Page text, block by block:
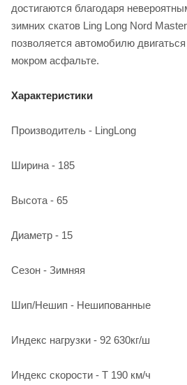
достигаются благодаря
зимних скатов Ling Long Nord
позволяется автомобилю
мокром асфальте.
Характеристики
Производитель - LingLong
Ширина - 185
Высота - 65
Диаметр - 15
Сезон - Зимняя
Шип/Нешип - Нешипованные
Индекс нагрузки - 92 630кг/ш
Индекс скорости - Т 190 км/ч